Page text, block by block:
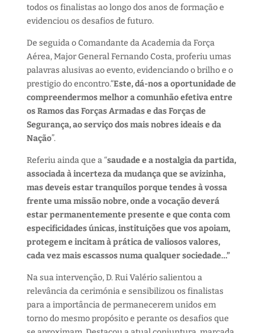
todos os finalistas ao longo dos anos de formação e
evidenciou os desafios de futuro.
De seguida o Comandante da Academia da Força
Aérea, Major General Fernando Costa, proferiu umas
palavras alusivas ao evento, evidenciando o brilho e o
prestigio do encontro.“Este, dá-nos a oportunidade de
compreendermos melhor a comunhão efetiva entre
os Ramos das Forças Armadas e das Forças de
Segurança, ao serviço dos mais nobres ideais e da
Nação”.
Referiu ainda que a “saudade e a nostalgia da partida,
associada à incerteza da mudança que se avizinha,
mas deveis estar tranquilos porque tendes à vossa
frente uma missão nobre, onde a vocação deverá
estar permanentemente presente e que conta com
especificidades únicas, instituições que vos apoiam,
protegem e incitam à prática de valiosos valores,
cada vez mais escassos numa qualquer sociedade…”
Na sua intervenção, D. Rui Valério salientou a
relevância da cerimónia e sensibilizou os finalistas
para a importância de permanecerem unidos em
torno do mesmo propósito e perante os desafios que